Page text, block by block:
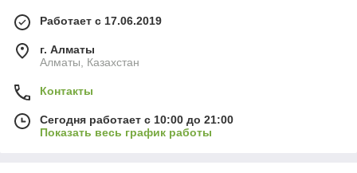
Работает с 17.06.2019
г. Алматы
Алматы, Казахстан
Контакты
Сегодня работает с 10:00 до 21:00
Показать весь график работы